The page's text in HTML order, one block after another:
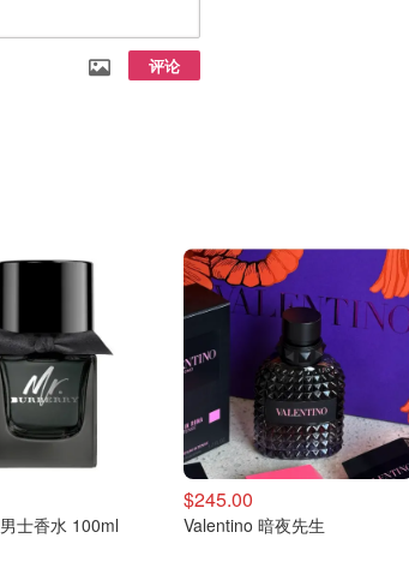
评论
Burberry 男士香水 100ml
$245.00
Valentino 暗夜先生